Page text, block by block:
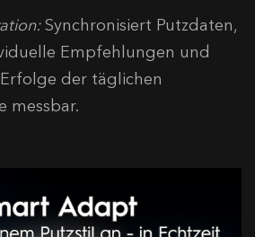
Synchronisiert Putzdaten,
Empfehlungen und
der täglichen
messbar.